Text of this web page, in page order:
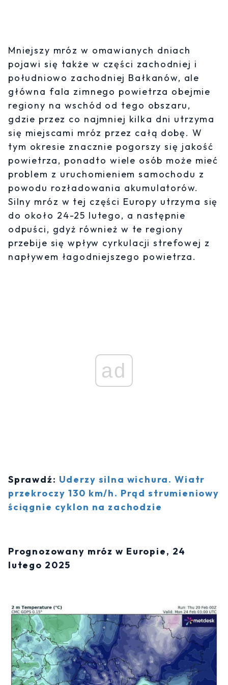
Mniejszy mróz w omawianych dniach
pojawi się także w części zachodniej i
południowo zachodniej Bałkanów, ale
główna fala zimnego powietrza obejmie
regiony na wschód od tego obszaru,
gdzie przez co najmniej kilka dni utrzyma
się miejscami mróz przez całą dobę. W
tym okresie znacznie pogorszy się jakość
powietrza, ponadto wiele osób może mieć
problem z uruchomieniem samochodu z
powodu rozładowania akumulatorów.
Silny mróz w tej części Europy utrzyma się
do około 24-25 lutego, a następnie
odpuści, gdyż również w te regiony
przebije się wpływ cyrkulacji strefowej z
napływem łagodniejszego powietrza.
ad
Sprawdź: Uderzy silna wichura. Wiatr
przekroczy 130 km/h. Prąd strumieniowy
ściągnie cyklon na zachodzie
Prognozowany mróz w Europie, 24
lutego 2025